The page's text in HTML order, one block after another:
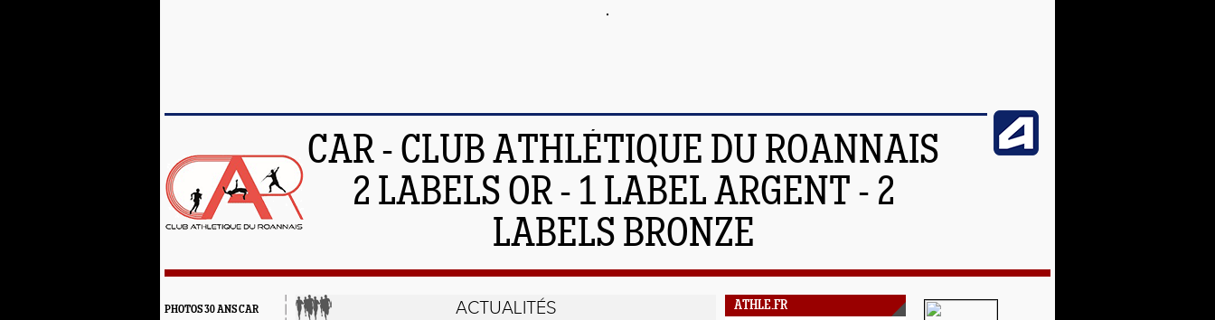
CAR - CLUB ATHLÉTIQUE DU ROANNAIS
2 LABELS OR - 1 LABEL ARGENT - 2
LABELS BRONZE
PHOTOS 30 ANS CAR ACTUALITÉS
ATHLE.FR